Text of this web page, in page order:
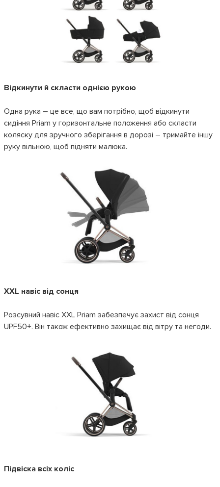
Відкинути й скласти однією рукою
Одна рука – це все, що вам потрібно, щоб відкинути
сидіння Priam у горизонтальне положення або скласти
коляску для зручного зберігання в дорозі – тримайте іншу
руку вільною, щоб підняти малюка.
XXL навіс від сонця
Розсувний навіс XXL Priam забезпечує захист від сонця
UPF50+. Він також ефективно захищає від вітру та негоди.
Підвіска всіх коліс